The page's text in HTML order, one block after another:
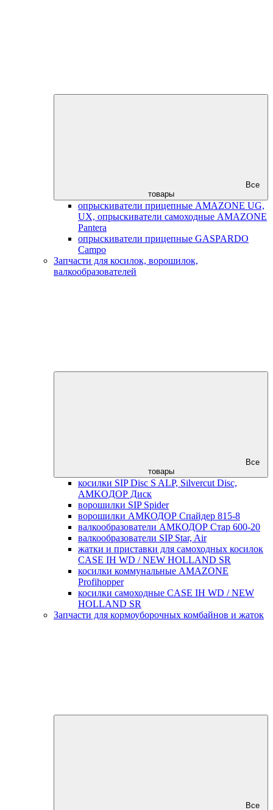
Все
товары
опрыскиватели прицепные AMAZONE UG,
UX, опрыскиватели самоходные AMAZONE
Pantera
опрыскиватели прицепные GASPARDO
Campo
Запчасти для косилок, ворошилок,
валкообразователей
Все
товары
косилки SIP Disc S ALP, Silvercut Disc,
AMKOДОР Диск
ворошилки SIP Spider
ворошилки АМКОДОР Спайдер 815-8
валкообразователи АМКОДОР Стар 600-20
валкообразователи SIP Star, Air
жатки и приставки для самоходных косилок
CASE IH WD / NEW HOLLAND SR
косилки коммунальные AMAZONE
Profihopper
косилки самоходные CASE IH WD / NEW
HOLLAND SR
Запчасти для кормоуборочных комбайнов и жаток
Все